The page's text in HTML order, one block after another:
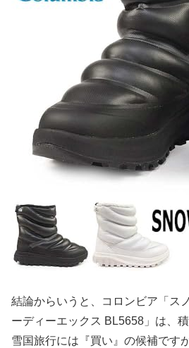
結論からいうと、コロンビア「ス
ーディーエックス BL5658」は、
雪国旅行には『買い』の候補です